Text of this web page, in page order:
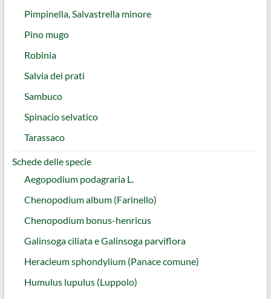
Pimpinella, Salvastrella minore
Pino mugo
Robinia
Salvia dei prati
Sambuco
Spinacio selvatico
Tarassaco
Schede delle specie
Aegopodium podagraria L.
Chenopodium album (Farinello)
Chenopodium bonus-henricus
Galinsoga ciliata e Galinsoga parviflora
Heracleum sphondylium (Panace comune)
Humulus lupulus (Luppolo)